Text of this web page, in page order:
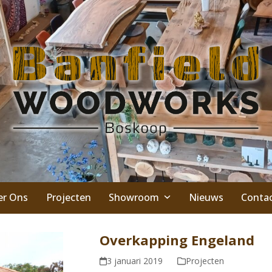
Ons Projecten Showroom Nieuws
Overkapping Engeland
3 januari 2019 Projecten